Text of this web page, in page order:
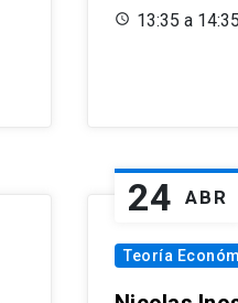
13:35 a 14:35
24 ABR
Teoría